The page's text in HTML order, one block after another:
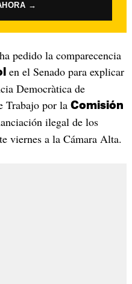
→
pedido la comparecencia
en el Senado para explicar
Democràtica de
Trabajo por la Comisión
ilegal de los
viernes a la Cámara Alta.